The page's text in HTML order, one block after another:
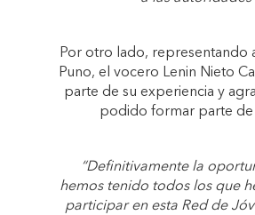
Por otro lado, representando
Puno, el vocero Lenin Nieto
parte de su experiencia y
podido formar parte de
“Definitivamente la
hemos tenido todos los que
participar en esta Red de